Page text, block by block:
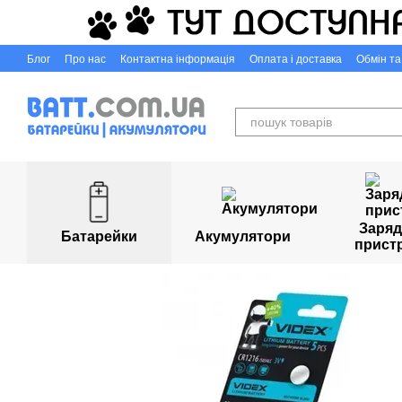
Перейти до основного контенту
Блог Про нас Контактна інформація Оплата і доставка
Обмін
Батарейки Акумулятори